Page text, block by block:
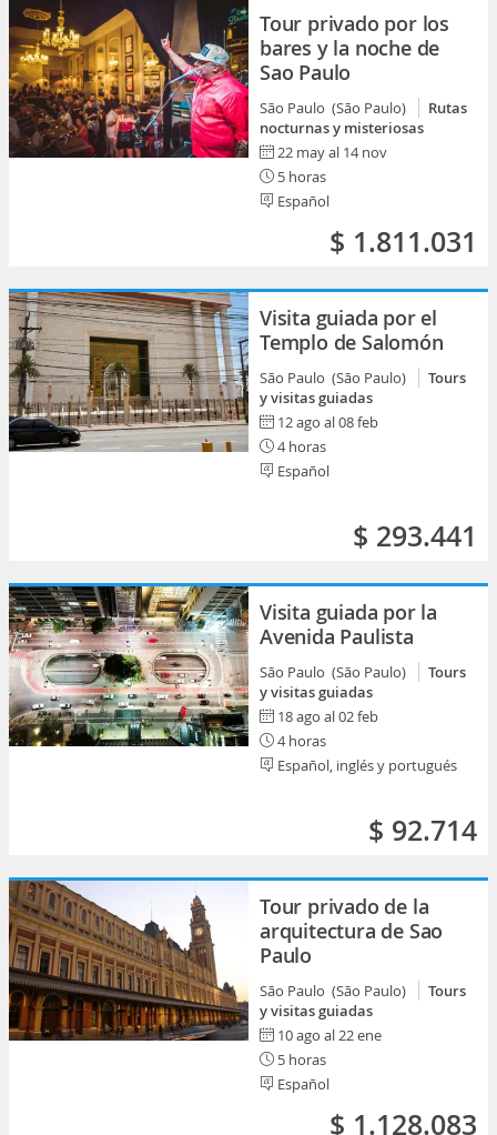
Tour privado por los
bares y la noche de
Sao Paulo
São Paulo (São Paulo)
Rutas
nocturnas y misteriosas
22 may al 14 nov
5 horas
Español
$ 1.811.031
Visita guiada por el
Templo de Salomón
São Paulo (São Paulo)
Tours
y visitas guiadas
12 ago al 08 feb
4 horas
Español
$ 293.441
Visita guiada por la
Avenida Paulista
São Paulo (São Paulo)
Tours
y visitas guiadas
18 ago al 02 feb
4 horas
Español, inglés y portugués
$ 92.714
Tour privado de la
arquitectura de Sao
Paulo
São Paulo (São Paulo)
Tours
y visitas guiadas
10 ago al 22 ene
5 horas
Español
$ 1.128.083